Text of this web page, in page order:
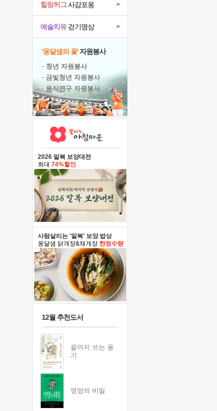
예술치유걷기명상 >
힐링허그사감포옹 >
'옹달샘의 꽃'자원봉사
· 청년 자원봉사
· 금빛청년 자원봉사
· 음식연구 자원봉사
2026 말복 보양대전
최대 74%할인
사람살리는 '말복' 보양 밥상
옹달샘 닭개장&채개장 한정수량
12월 추천도서
끝까지 쓰는 용
기
영양의 비밀